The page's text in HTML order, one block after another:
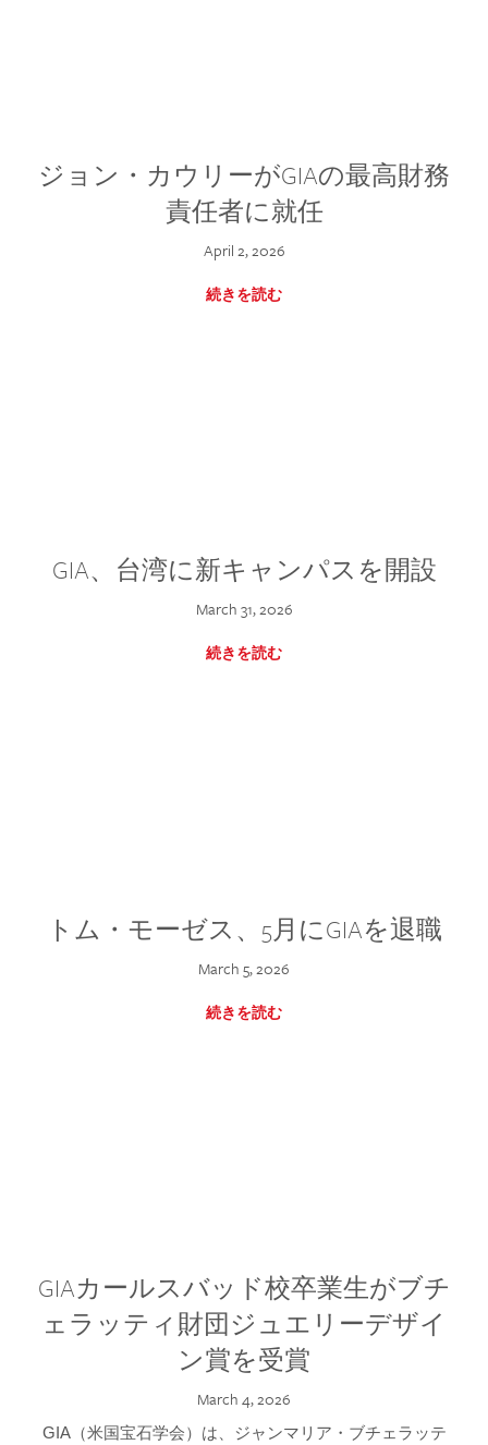
ジョン・カウリーがGIAの最高財務
責任者に就任
April 2, 2026
続きを読む
GIA、台湾に新キャンパスを開設
March 31, 2026
続きを読む
トム・モーゼス、5月にGIAを退職
March 5, 2026
続きを読む
GIAカールスバッド校卒業生がブチ
ェラッティ財団ジュエリーデザイ
ン賞を受賞
March 4, 2026
GIA（米国宝石学会）は、ジャンマリア・ブチェラッテ